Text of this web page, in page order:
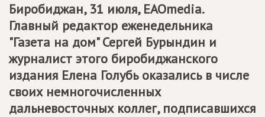
Биробиджан, 31 июля, EAOmedia.
Главный редактор еженедельника
"Газета на дом" Сергей Бурындин и
журналист этого биробиджанского
издания Елена Голубь оказались в числе
своих немногочисленных
дальневосточных коллег, подписавшихся